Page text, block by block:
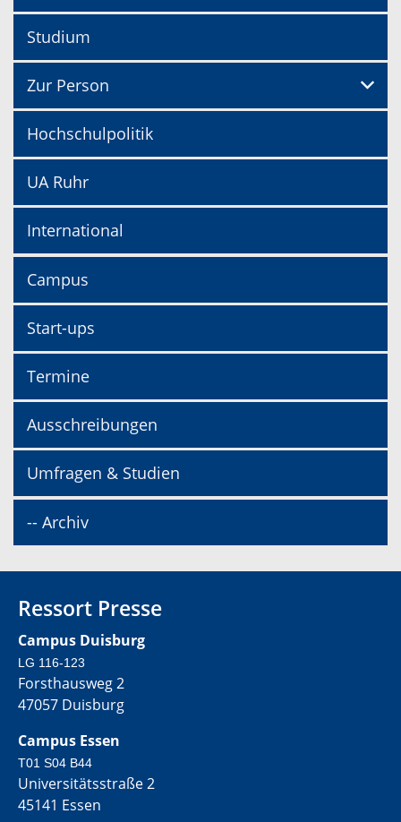
Studium
Zur Person
Hochschulpolitik
UA Ruhr
International
Campus
Start-ups
Termine
Ausschreibungen
Umfragen & Studien
-- Archiv
Ressort Presse
Campus Duisburg
LG 116-123
Forsthausweg 2
47057 Duisburg
Campus Essen
T01 S04 B44
Universitätsstraße 2
45141 Essen